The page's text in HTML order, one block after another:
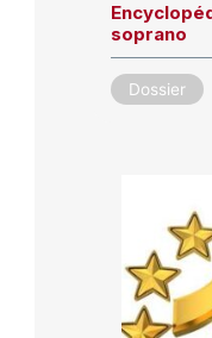
soprano
Dossier